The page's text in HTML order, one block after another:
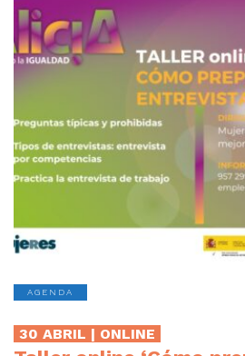
AGENDA
30 ABRIL | ONLINE